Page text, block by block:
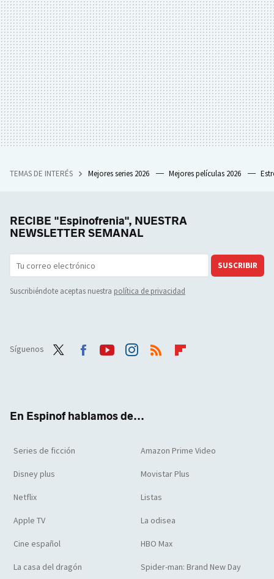
TEMAS DE INTERÉS Mejores series 2026 Mejores películas 2026
RECIBE "Espinofrenia", NUESTRA
NEWSLETTER SEMANAL
SUSCRIBIR
Suscribiéndote aceptas nuestra política de privacidad
Síguenos
En Espinof hablamos de...
Series de ficción Amazon Prime Video
Disney plus Movistar Plus
Netflix Listas
Apple TV La odisea
Cine español HBO Max
La casa del dragón Spider-man: Brand New Day